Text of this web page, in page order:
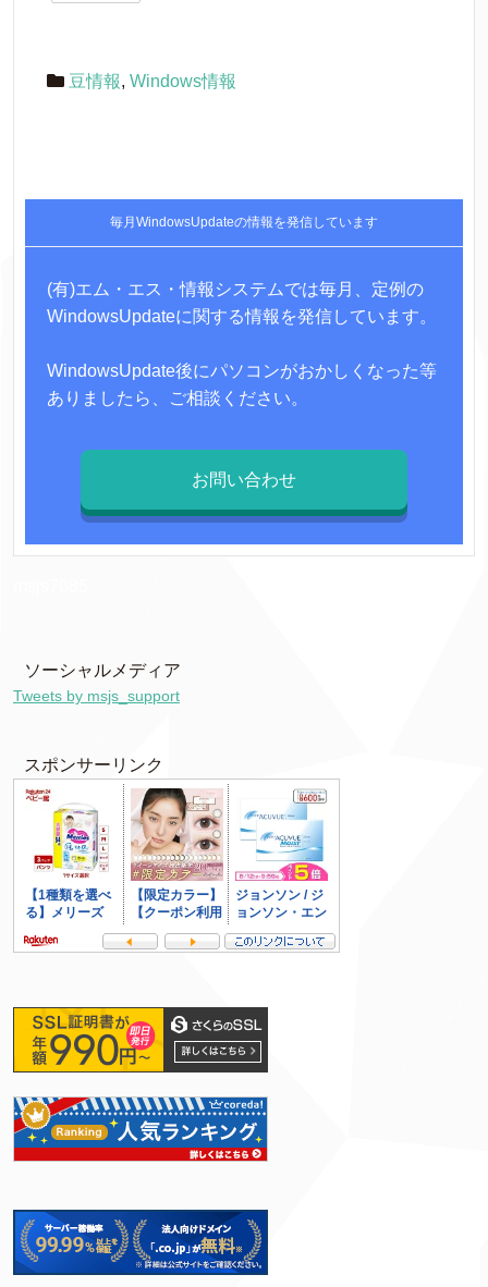
豆情報, Windows情報
毎月WindowsUpdateの情報を発信しています
(有)エム・エス・情報システムでは毎月、定例の
WindowsUpdateに関する情報を発信しています。
WindowsUpdate後にパソコンがおかしくなった等
ありましたら、ご相談ください。
お問い合わせ
ソーシャルメディア
Tweets by msjs_support
スポンサーリンク